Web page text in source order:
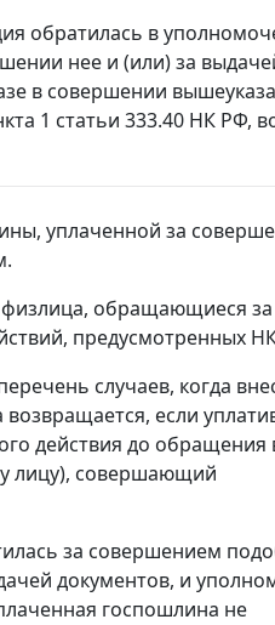
обратилась в
нее и (или) за
в совершении
1 статьи 333.40 НК РФ,
уплаченной за
обращающиеся за
предусмотренных
случаев, когда
если
действия до обращения
лицу), совершающий
за совершением
документов, и
госпошлина не